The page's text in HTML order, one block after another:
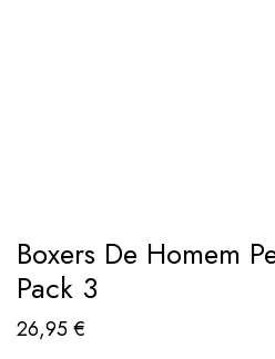
Boxers De Homem
Pack 3
26,95€